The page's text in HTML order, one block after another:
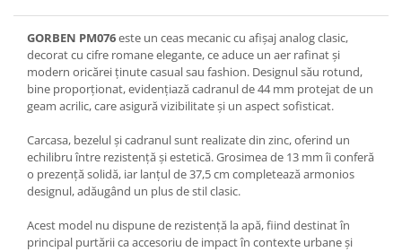
GORBEN PM076este un ceas mecanic cu afișaj analog clasic,
decorat cu cifre romane elegante, ce aduce un aer rafinat și
modern oricărei ținute casual sau fashion. Designul său rotund,
bine proporționat, evidențiază cadranul de 44 mm protejat de un
geam acrilic, care asigură vizibilitate și un aspect sofisticat.
Carcasa, bezelul și cadranul sunt realizate din zinc, oferind un
echilibru între rezistență și estetică. Grosimea de 13 mm îi conferă
o prezență solidă, iar lanțul de 37,5 cm completează armonios
designul, adăugând un plus de stil clasic.
Acest model nu dispune de rezistență la apă, fiind destinat în
principal purtării ca accesoriu de impact în contexte urbane și